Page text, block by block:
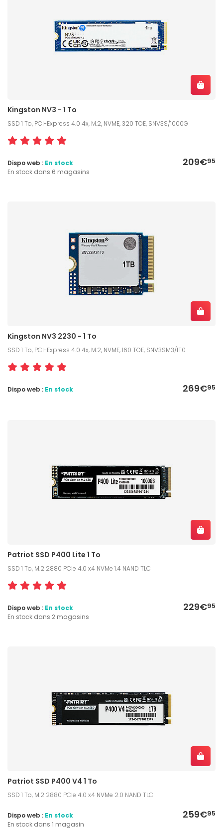
Kingston NV3 - 1 To
SSD 1 To, PCI-Express 4.0 4x, M.2, NVME, 320 TOE, SNV3S/1000G
209€95
Dispo web : En stock
En stock dans 6 magasins
Kingston NV3 2230 - 1 To
SSD 1 To, PCI-Express 4.0 4x, M.2, NVME, 160 TOE, SNV3SM3/1T0
269€95
Dispo web : En stock
Patriot SSD P400 Lite 1 To
SSD 1 To, M.2 2880 PCIe 4.0 x4 NVMe 1.4 NAND TLC
229€95
Dispo web : En stock
En stock dans 2 magasins
Patriot SSD P400 V4 1 To
SSD 1 To, M.2 2880 PCIe 4.0 x4 NVMe 2.0 NAND TLC
259€95
Dispo web : En stock
En stock dans 1 magasin